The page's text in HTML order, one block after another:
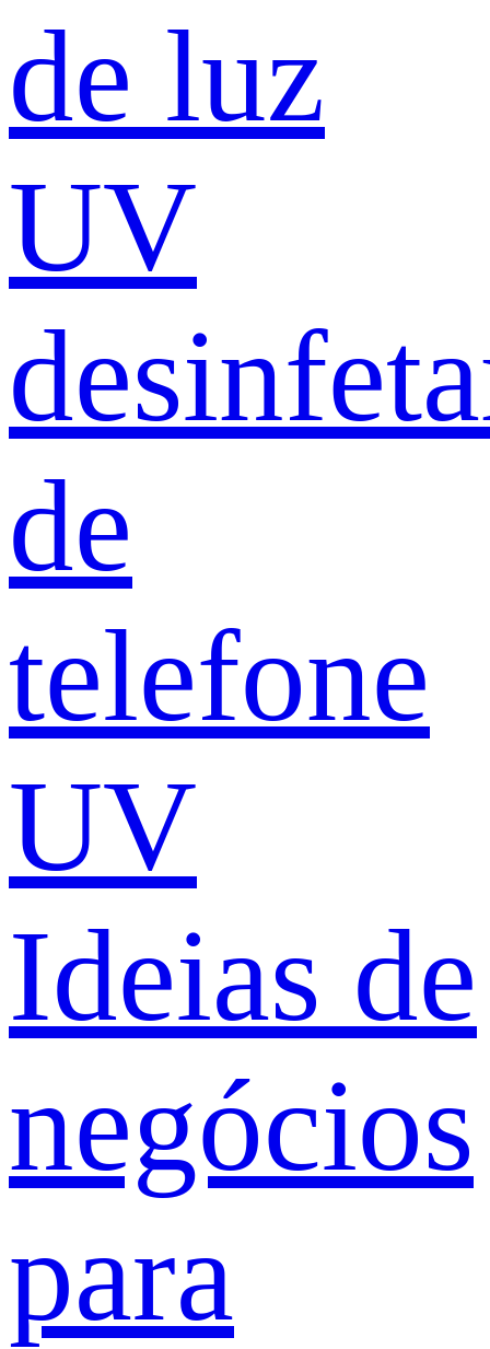
de luz
UV
de
telefone
UV
Ideias de
negócios
para